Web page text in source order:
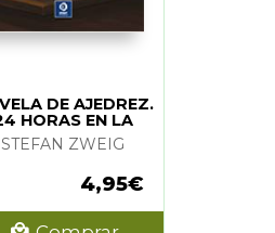
DE AJEDREZ.
HORAS EN LA
DE UN MUJER
(BOL.)
STEFAN ZWEIG
4,95€